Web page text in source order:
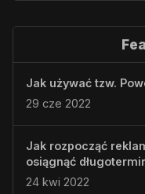
Jak używać tzw.
29 cze 2022
Jak rozpocząć
osiągnąć
24 kwi 2022